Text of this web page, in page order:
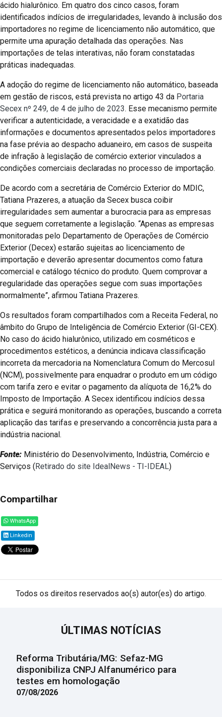
ácido hialurônico. Em quatro dos cinco casos, foram
identificados indícios de irregularidades, levando à inclusão dos
importadores no regime de licenciamento não automático, que
permite uma apuração detalhada das operações. Nas
importações de telas interativas, não foram constatadas
práticas inadequadas.
A adoção do regime de licenciamento não automático, baseada
em gestão de riscos, está prevista no artigo 43 da Portaria
Secex nº 249, de 4 de julho de 2023. Esse mecanismo permite
verificar a autenticidade, a veracidade e a exatidão das
informações e documentos apresentados pelos importadores
na fase prévia ao despacho aduaneiro, em casos de suspeita
de infração à legislação de comércio exterior vinculados a
condições comerciais declaradas no processo de importação.
De acordo com a secretária de Comércio Exterior do MDIC,
Tatiana Prazeres, a atuação da Secex busca coibir
irregularidades sem aumentar a burocracia para as empresas
que seguem corretamente a legislação. “Apenas as empresas
monitoradas pelo Departamento de Operações de Comércio
Exterior (Decex) estarão sujeitas ao licenciamento de
importação e deverão apresentar documentos como fatura
comercial e catálogo técnico do produto. Quem comprovar a
regularidade das operações segue com suas importações
normalmente”, afirmou Tatiana Prazeres.
Os resultados foram compartilhados com a Receita Federal, no
âmbito do Grupo de Inteligência de Comércio Exterior (GI-CEX).
No caso do ácido hialurônico, utilizado em cosméticos e
procedimentos estéticos, a denúncia indicava classificação
incorreta da mercadoria na Nomenclatura Comum do Mercosul
(NCM), possivelmente para enquadrar o produto em um código
com tarifa zero e evitar o pagamento da alíquota de 16,2% do
Imposto de Importação. A Secex identificou indícios dessa
prática e seguirá monitorando as operações, buscando a correta
aplicação das tarifas e preservando a concorrência justa para a
indústria nacional.
Fonte: Ministério do Desenvolvimento, Indústria, Comércio e
Serviços (Retirado do site IdealNews - TI-IDEAL)
Compartilhar
WhatsApp
Linkedin
Todos os direitos reservados ao(s) autor(es) do artigo.
ÚLTIMAS NOTÍCIAS
Reforma Tributária/MG: Sefaz-MG
disponibiliza CNPJ Alfanumérico para
testes em homologação
07/08/2026